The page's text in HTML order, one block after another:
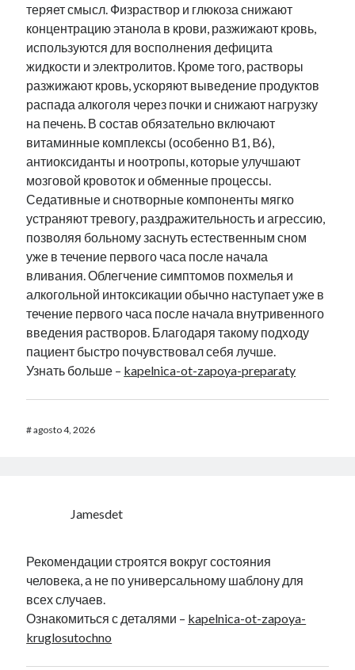
теряет смысл. Физраствор и глюкоза снижают
концентрацию этанола в крови, разжижают кровь,
используются для восполнения дефицита
жидкости и электролитов. Кроме того, растворы
разжижают кровь, ускоряют выведение продуктов
распада алкоголя через почки и снижают нагрузку
на печень. В состав обязательно включают
витаминные комплексы (особенно B1, B6),
антиоксиданты и ноотропы, которые улучшают
мозговой кровоток и обменные процессы.
Седативные и снотворные компоненты мягко
устраняют тревогу, раздражительность и агрессию,
позволяя больному заснуть естественным сном
уже в течение первого часа после начала
вливания. Облегчение симптомов похмелья и
алкогольной интоксикации обычно наступает уже в
течение первого часа после начала внутривенного
введения растворов. Благодаря такому подходу
пациент быстро почувствовал себя лучше.
Узнать больше – kapelnica-ot-zapoya-preparaty
#agosto 4, 2026
Jamesdet
Рекомендации строятся вокруг состояния
человека, а не по универсальному шаблону для
всех случаев.
Ознакомиться с деталями – kapelnica-ot-zapoya-
kruglosutochno